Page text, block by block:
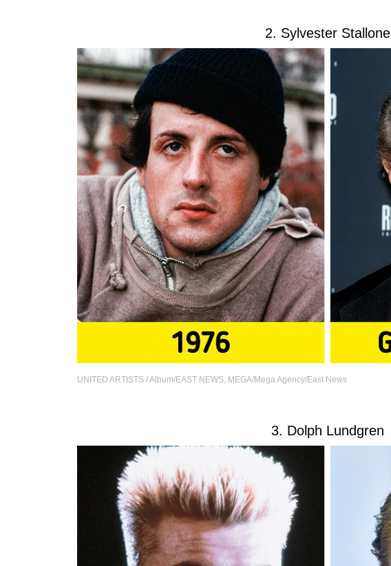
2. Sylvester Stallone
UNITED ARTISTS / Album/EAST NEWS, MEGA/Mega Agency/East News
3. Dolph Lundgren